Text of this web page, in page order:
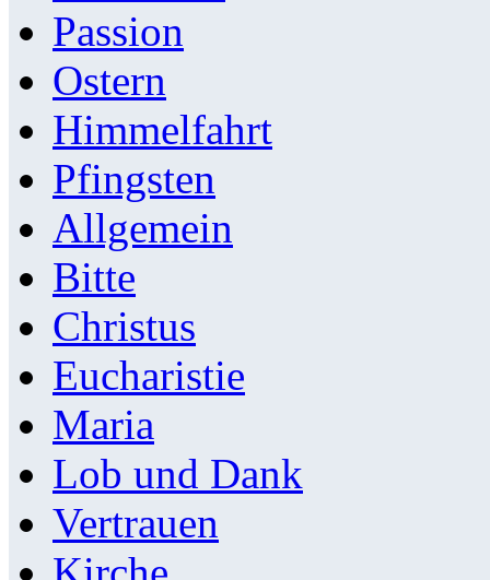
Passion
Ostern
Himmelfahrt
Pfingsten
Allgemein
Bitte
Christus
Eucharistie
Maria
Lob und Dank
Vertrauen